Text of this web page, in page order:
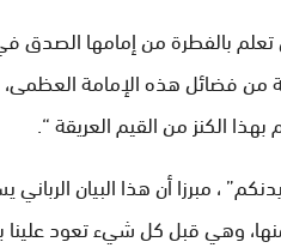
بالفطرة من إمامها الصدق
من فضائل هذه الإمامة
الكنز من القيم العريقة “.
، مبرزا أن هذا البيان
وهي قبل كل شيء تعود علينا